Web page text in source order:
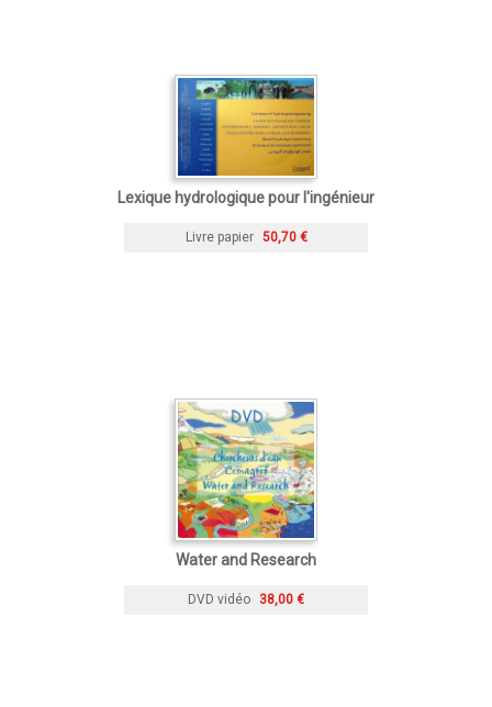
Lexique hydrologique pour l'ingénieur
Livre papier 50,70 €
Water and Research
DVD vidéo 38,00 €